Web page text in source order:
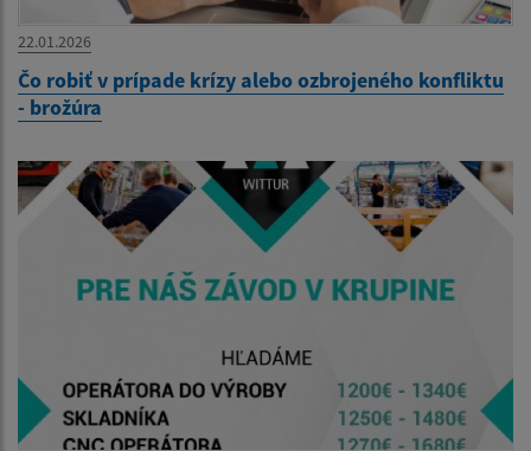
22.01.2026
Čo robiť v prípade krízy alebo ozbrojeného konfliktu
- brožúra